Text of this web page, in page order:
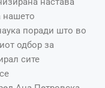
нашето
поради што во
одбор за
сите